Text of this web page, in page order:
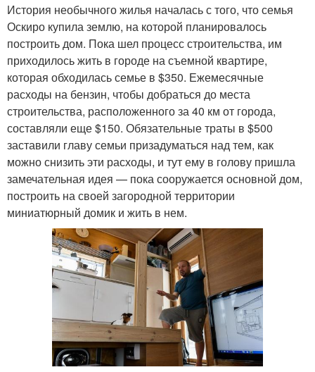
История необычного жилья началась с того, что семья
Оскиро купила землю, на которой планировалось
построить дом. Пока шел процесс строительства, им
приходилось жить в городе на съемной квартире,
которая обходилась семье в $350. Ежемесячные
расходы на бензин, чтобы добраться до места
строительства, расположенного за 40 км от города,
составляли еще $150. Обязательные траты в $500
заставили главу семьи призадуматься над тем, как
можно снизить эти расходы, и тут ему в голову пришла
замечательная идея — пока сооружается основной дом,
построить на своей загородной территории
миниатюрный домик и жить в нем.